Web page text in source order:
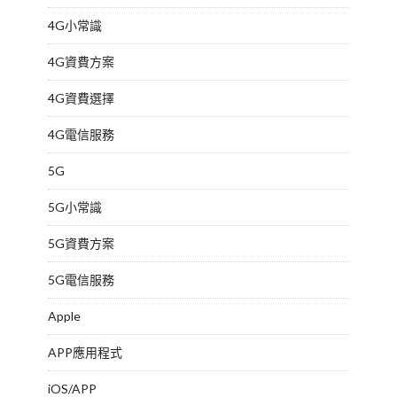
4G小常識
4G資費方案
4G資費選擇
4G電信服務
5G
5G小常識
5G資費方案
5G電信服務
Apple
APP應用程式
iOS/APP